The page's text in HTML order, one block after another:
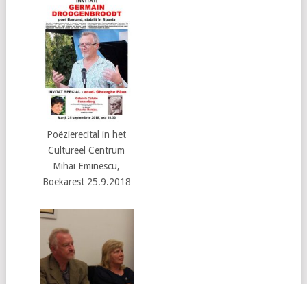
Poëzierecital in het
Cultureel Centrum
Mihai Eminescu,
Boekarest 25.9.2018